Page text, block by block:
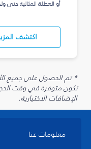
أو العطلة المثالية حتى
اكتشف
تكون متوفرة في وقت
الإضافات الاختيارية.
معلومات عنا